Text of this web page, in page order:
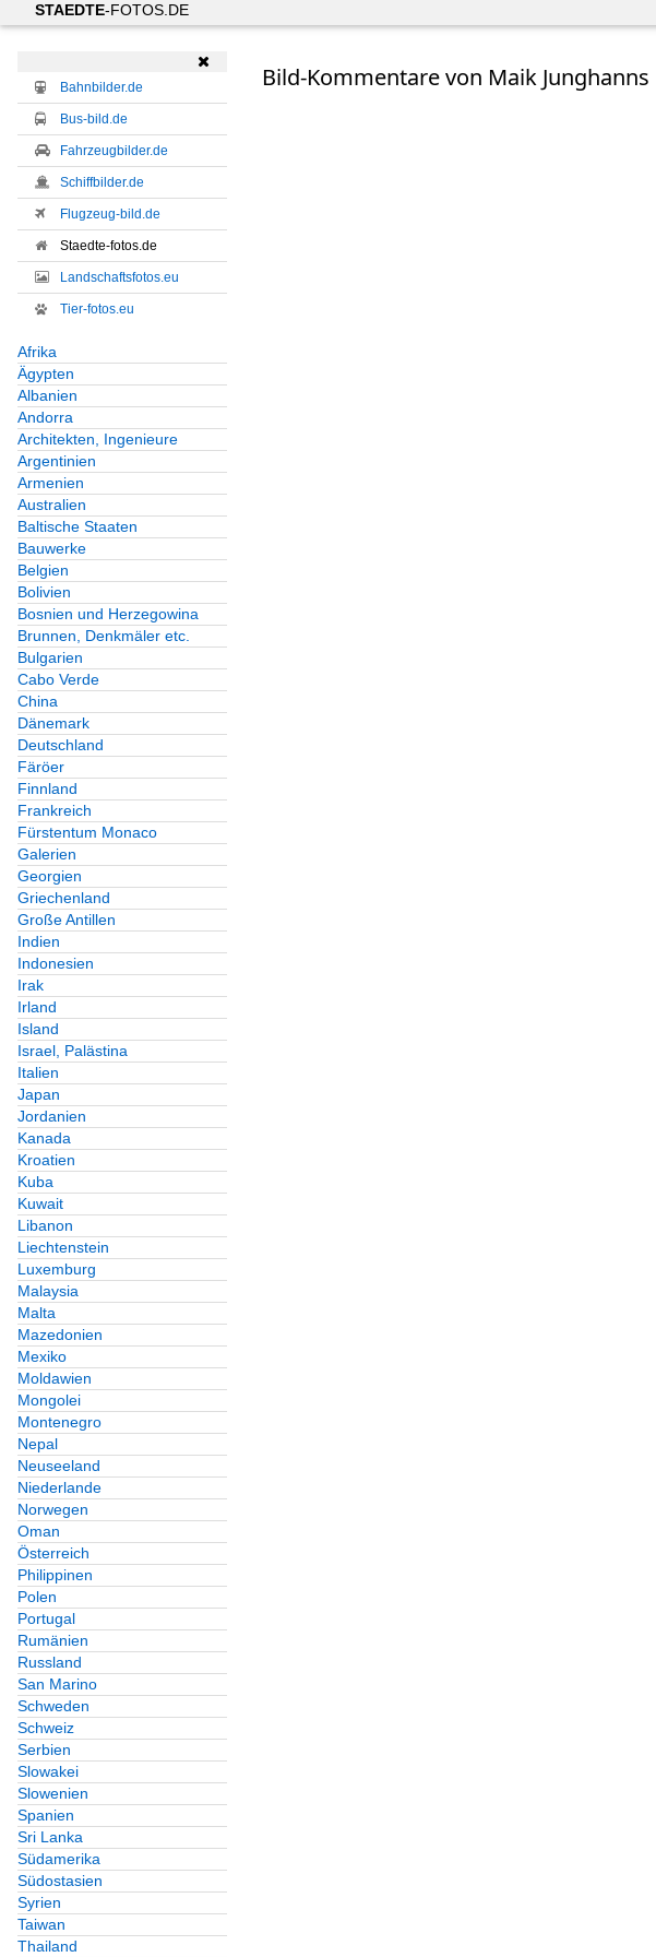
STAEDTE-FOTOS.DE

Bahnbilder.de
Bus-bild.de
Fahrzeugbilder.de
Schiffbilder.de
Flugzeug-bild.de
Staedte-fotos.de
Landschaftsfotos.eu
Tier-fotos.eu
Afrika
Ägypten
Albanien
Andorra
Architekten, Ingenieure
Argentinien
Armenien
Australien
Baltische Staaten
Bauwerke
Belgien
Bolivien
Bosnien und Herzegowina
Brunnen, Denkmäler etc.
Bulgarien
Cabo Verde
China
Dänemark
Deutschland
Färöer
Finnland
Frankreich
Fürstentum Monaco
Galerien
Georgien
Griechenland
Große Antillen
Indien
Indonesien
Irak
Irland
Island
Israel, Palästina
Italien
Japan
Jordanien
Kanada
Kroatien
Kuba
Kuwait
Libanon
Liechtenstein
Luxemburg
Malaysia
Malta
Mazedonien
Mexiko
Moldawien
Mongolei
Montenegro
Nepal
Neuseeland
Niederlande
Norwegen
Oman
Österreich
Philippinen
Polen
Portugal
Rumänien
Russland
San Marino
Schweden
Schweiz
Serbien
Slowakei
Slowenien
Spanien
Sri Lanka
Südamerika
Südostasien
Syrien
Taiwan
Thailand
Bild-Kommentare von Maik Junghanns